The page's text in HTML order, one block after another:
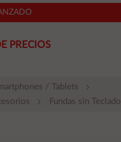
PRECIOS
/ Tablets
Fundas sin Teclado